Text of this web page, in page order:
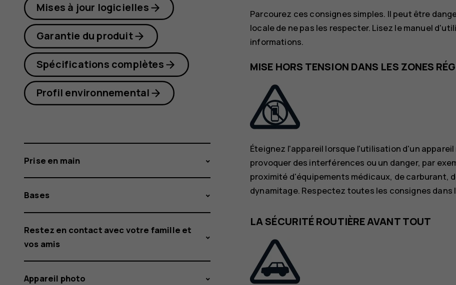
Parcourez ces consignes simples. Il peut être
locale de ne pas les respecter. Lisez le manuel
informations.
MISE HORS TENSION DANS LES ZONES
Éteignez l'appareil lorsque l'utilisation d'un
provoquer des interférences ou un danger, par
proximité d'équipements médicaux, de carburant,
dynamitage. Respectez toutes les consignes dans
LA SÉCURITÉ ROUTIÈRE AVANT TOUT
Mises à jour logicielles
Garantie du produit
Spécifications complètes
Profil environnemental
Prise en main
Bases
Restez en contact avec votre famille et
vos amis
Appareil photo